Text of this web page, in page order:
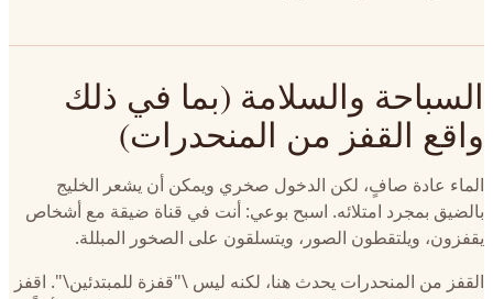
السباحة والسلامة (بما في ذلك
واقع القفز من المنحدرات)
الماء عادة صافٍ، لكن الدخول صخري ويمكن أن يشعر الخليج
بالضيق بمجرد امتلائه. اسبح بوعي: أنت في قناة ضيقة مع أشخاص
يقفزون، ويلتقطون الصور، ويتسلقون على الصخور المبللة.
القفز من المنحدرات يحدث هنا، لكنه ليس \"قفزة للمبتدئين\". اقفز